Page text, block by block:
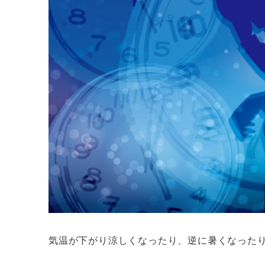
気温が下がり涼しくなったり、逆に暑くなった